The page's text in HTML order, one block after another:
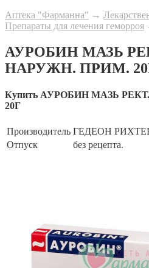
Аптека "Фарманна" →
Препараты для лечения геморроя
АУРОБИН МАЗЬ
НАРУЖН. ПРИМ.
Купить АУРОБИН МАЗЬ
20Г
Производитель ГЕДЕОН
Отпуск
без рецепта.